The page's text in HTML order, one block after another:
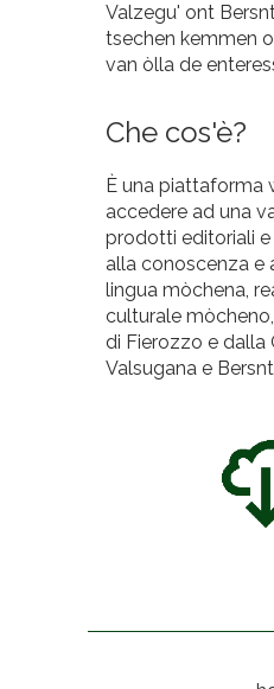
Valzegu' ont
tsechen kemmen
van òlla de
Che cos'è?
È una piattaforma
accedere ad una
prodotti editoriali
alla conoscenza e
lingua mòchena,
culturale
di Fierozzo e dalla
Valsugana e